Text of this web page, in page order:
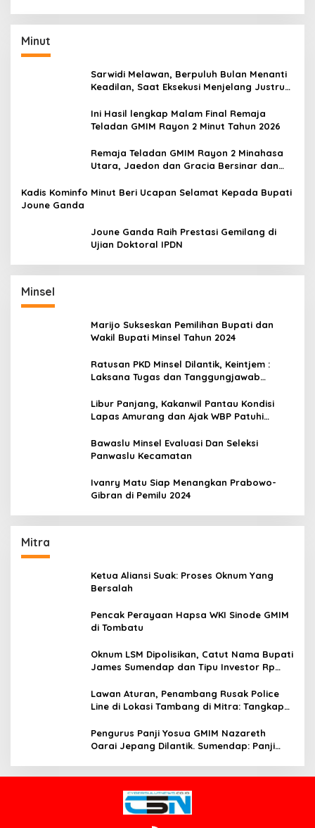
Minut
Sarwidi Melawan, Berpuluh Bulan Menanti
Keadilan, Saat Eksekusi Menjelang Justru
Ini Hasil lengkap Malam Final Remaja
Teladan GMIM Rayon 2 Minut Tahun 2026
Remaja Teladan GMIM Rayon 2 Minahasa
Utara, Jaedon dan Gracia Bersinar dan
Kadis Kominfo Minut Beri Ucapan Selamat Kepada Bupati
Joune Ganda
Joune Ganda Raih Prestasi Gemilang di
Ujian Doktoral IPDN
Minsel
Marijo Sukseskan Pemilihan Bupati dan
Wakil Bupati Minsel Tahun 2024
Ratusan PKD Minsel Dilantik, Keintjem :
Laksana Tugas dan Tanggungjawab
Libur Panjang, Kakanwil Pantau Kondisi
Lapas Amurang dan Ajak WBP Patuhi
Bawaslu Minsel Evaluasi Dan Seleksi
Panwaslu Kecamatan
Ivanry Matu Siap Menangkan Prabowo-
Gibran di Pemilu 2024
Mitra
Ketua Aliansi Suak: Proses Oknum Yang
Bersalah
Pencak Perayaan Hapsa WKI Sinode GMIM
di Tombatu
Oknum LSM Dipolisikan, Catut Nama Bupati
James Sumendap dan Tipu Investor Rp
Lawan Aturan, Penambang Rusak Police
Line di Lokasi Tambang di Mitra: Tangkap
Pengurus Panji Yosua GMIM Nazareth
Oarai Jepang Dilantik. Sumendap: Panji